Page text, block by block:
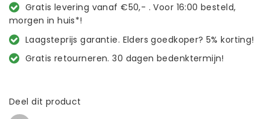
Gratis levering vanaf €50,- . Voor 16:00 besteld,
morgen in huis*!
Laagsteprijs garantie. Elders goedkoper? 5% korting!
Gratis retourneren. 30 dagen bedenktermijn!
Deel dit product